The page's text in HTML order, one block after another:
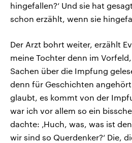
hingefallen?‘ Und sie hat
schon erzählt, wenn sie
Der Arzt bohrt weiter, erzählt
meine Tochter denn im
Sachen über die Impfung
denn für Geschichten
glaubt, es kommt von der
war ich vor allem so ein
dachte: ‚Huch, was, was ist
wir sind so Querdenker?‘ Die,